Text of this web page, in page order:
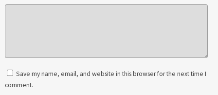
Save my name, email, and website in this browser for the next time I
comment.